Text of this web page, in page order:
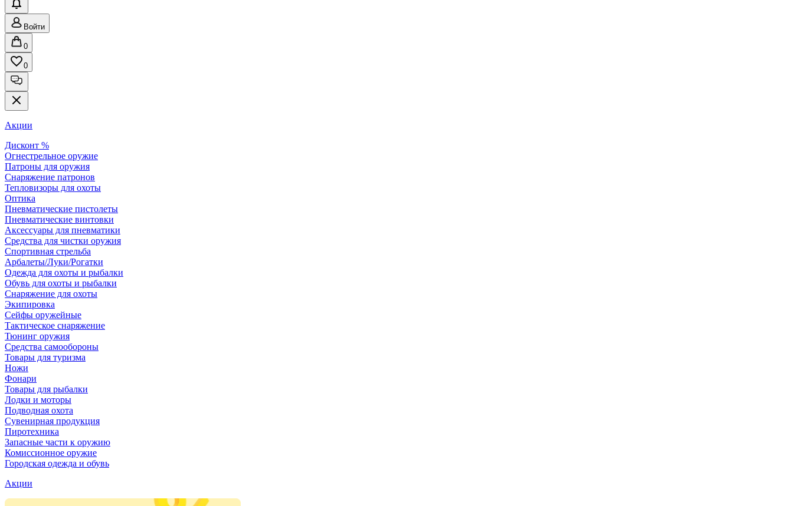
Войти
0
0
Акции
Дисконт %
Огнестрельное оружие
Патроны для оружия
Снаряжение патронов
Тепловизоры для охоты
Оптика
Пневматические пистолеты
Пневматические винтовки
Аксессуары для пневматики
Средства для чистки оружия
Спортивная стрельба
Арбалеты/Луки/Рогатки
Одежда для охоты и рыбалки
Обувь для охоты и рыбалки
Снаряжение для охоты
Экипировка
Сейфы оружейные
Тактическое снаряжение
Тюнинг оружия
Средства самообороны
Товары для туризма
Ножи
Фонари
Товары для рыбалки
Лодки и моторы
Подводная охота
Сувенирная продукция
Пиротехника
Запасные части к оружию
Комиссионное оружие
Городская одежда и обувь
Акции